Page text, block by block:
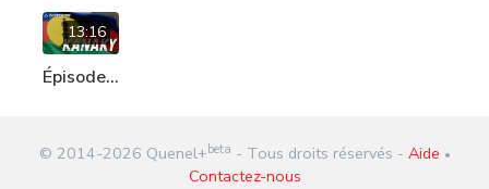
13:16
Épisode
© 2014-2026 Quenel+ beta - Tous droits réservés - Aide •
Contactez-nous